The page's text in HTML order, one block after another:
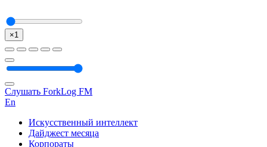
×1
Слушать ForkLog FM
En
Искусственный интеллект
Дайджест месяца
Корпораты